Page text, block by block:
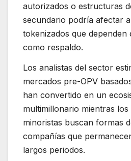
autorizados o estructuras
secundario podría afectar
tokenizados que dependen
como respaldo.
Los analistas del sector
mercados pre-OPV
han convertido en un
multimillonario mientras
minoristas buscan formas
compañías que
largos periodos.